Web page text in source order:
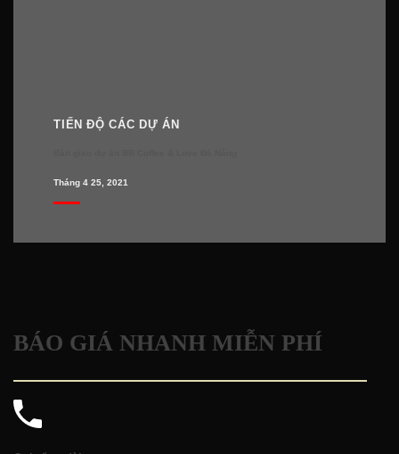
TIẾN ĐỘ CÁC DỰ ÁN
Tháng 4 25, 2021
BÁO GIÁ NHANH MIỄN PHÍ